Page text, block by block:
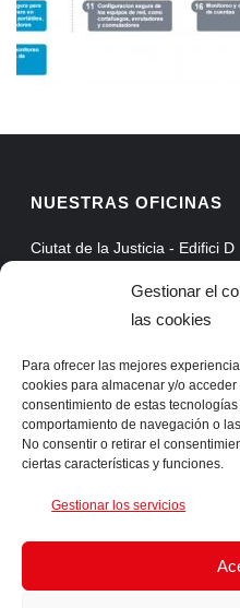
Gestionar el
las cookies
Para ofrecer las mejores
cookies para almacenar y/o
consentimiento de estas
comportamiento de navegación o
No consentir o retirar el
ciertas características y funciones.
Gestionar los servicios
NUESTRAS OFICINAS
Ciutat de la Justicia - Edifici D
Extranet
ProAssist
SSLVPN
CONTACTA CON